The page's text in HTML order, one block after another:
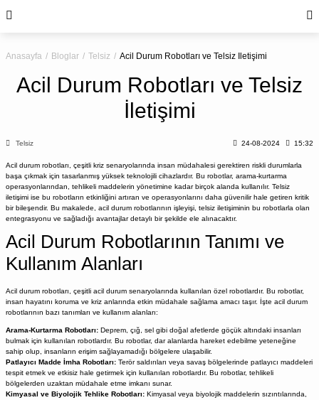
Anasayfa Bloglar Telsiz Acil Durum Robotları ve Telsiz İletişimi
Acil Durum Robotları ve Telsiz
İletişimi
Telsiz 24-08-2024 15:32
Acil durum robotları, çeşitli kriz senaryolarında insan müdahalesi gerektiren riskli durumlarla
başa çıkmak için tasarlanmış yüksek teknolojili cihazlardır. Bu robotlar, arama-kurtarma
operasyonlarından, tehlikeli maddelerin yönetimine kadar birçok alanda kullanılır. Telsiz
iletişimi ise bu robotların etkinliğini artıran ve operasyonlarını daha güvenilir hale getiren kritik
bir bileşendir. Bu makalede, acil durum robotlarının işleyişi, telsiz iletişiminin bu robotlarla olan
entegrasyonu ve sağladığı avantajlar detaylı bir şekilde ele alınacaktır.
Acil Durum Robotlarının Tanımı ve
Kullanım Alanları
Acil durum robotları, çeşitli acil durum senaryolarında kullanılan özel robotlardır. Bu robotlar,
insan hayatını koruma ve kriz anlarında etkin müdahale sağlama amacı taşır. İşte acil durum
robotlarının bazı tanımları ve kullanım alanları:
Arama-Kurtarma Robotları: Deprem, çığ, sel gibi doğal afetlerde göçük altındaki insanları
bulmak için kullanılan robotlardır. Bu robotlar, dar alanlarda hareket edebilme yeteneğine
sahip olup, insanların erişim sağlayamadığı bölgelere ulaşabilir.
Patlayıcı Madde İmha Robotları: Terör saldırıları veya savaş bölgelerinde patlayıcı maddeleri
tespit etmek ve etkisiz hale getirmek için kullanılan robotlardır. Bu robotlar, tehlikeli
bölgelerden uzaktan müdahale etme imkanı sunar.
Kimyasal ve Biyolojik Tehlike Robotları: Kimyasal veya biyolojik maddelerin sızıntılarında,